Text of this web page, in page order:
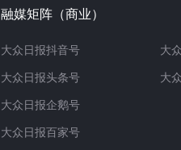
融媒矩阵（商业）
大众日报抖音号
大众日报头条号
大众日报企鹅号
大众日报百家号
大
大